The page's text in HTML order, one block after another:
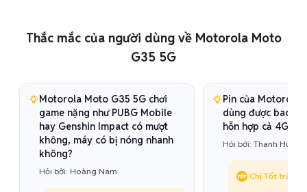
Thắc mắc của người dùng về Motorola Moto
G35 5G
Motorola Moto G35 5G chơi
game nặng như PUBG Mobile
hay Genshin Impact có mượt
không, máy có bị nóng nhanh
không?
Hỏi bởi: Hoàng Nam
Pin của Motorola
dùng được bao
hỗn hợp cả 4G/
Hỏi bởi: Thanh Hương
Chị Tốt trả lời: